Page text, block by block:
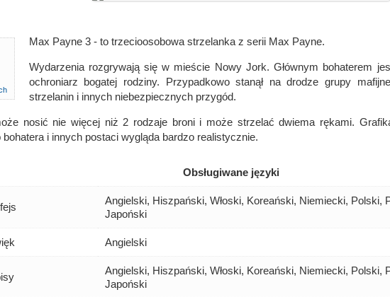
Max Payne 3 - to trzecioosobowa strzelanka z serii Max Payne.
Wydarzenia rozgrywają się w mieście Nowy Jork. Głównym bohaterem
ochroniarz bogatej rodziny. Przypadkowo stanął na drodze grupy
strzelanin i innych niebezpiecznych przygód.
nosić nie więcej niż 2 rodzaje broni i może strzelać dwiema rękami.
bohatera i innych postaci wygląda bardzo realistycznie.
Obsługiwane języki
Angielski, Hiszpański, Włoski, Koreański, Niemiecki, Polski,
Japoński
Angielski
Angielski, Hiszpański, Włoski, Koreański, Niemiecki, Polski,
Japoński